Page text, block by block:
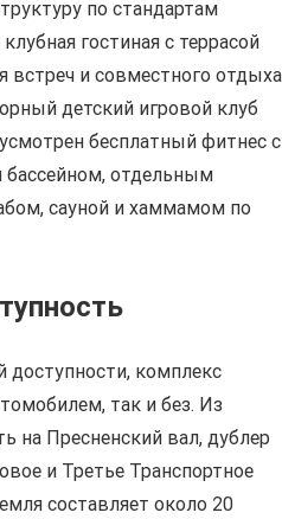
по стандартам
гостиная с террасой
встреч и совместного отдыха
детский игровой клуб
бесплатный фитнес с
отдельным
сауной и хаммамом по
доступности, комплекс
так и без. Из
на Пресненский вал, дублер
и Третье Транспортное
составляет около 20